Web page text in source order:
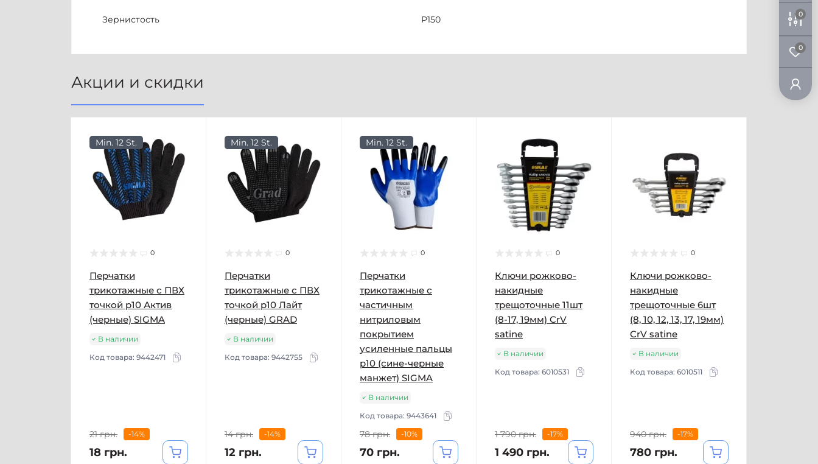
0
0
Зернистость Р150
Акции и скидки
Min. 12 St.
0
Перчатки
трикотажные с ПВХ
точкой р10 Актив
(черные) SIGMA
В наличии
Код товара: 9442471
21 грн. -14%
18 грн.
Min. 12 St.
0
Перчатки
трикотажные с ПВХ
точкой р10 Лайт
(черные) GRAD
В наличии
Код товара: 9442755
14 грн. -14%
12 грн.
Min. 12 St.
0
Перчатки
трикотажные с
частичным
нитриловым
покрытием
усиленные пальцы
р10 (сине-черные
манжет) SIGMA
В наличии
Код товара: 9443641
78 грн. -10%
70 грн.
0
Ключи рожково-
накидные
трещоточные 11шт
(8-17, 19мм) CrV
satine
В наличии
Код товара: 6010531
1 790 грн. -17%
1 490 грн.
0
Ключи рожково-
накидные
трещоточные 6шт
(8, 10, 12, 13, 17, 19мм)
CrV satine
В наличии
Код товара: 6010511
940 грн. -17%
780 грн.